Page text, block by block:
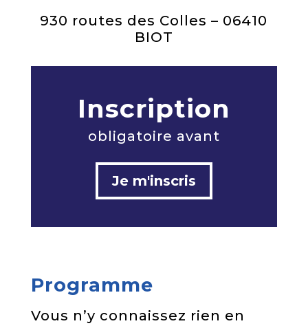
930 routes des Colles – 06410
BIOT
Inscription
obligatoire avant
Je m'inscris
Programme
Vous n’y connaissez rien en